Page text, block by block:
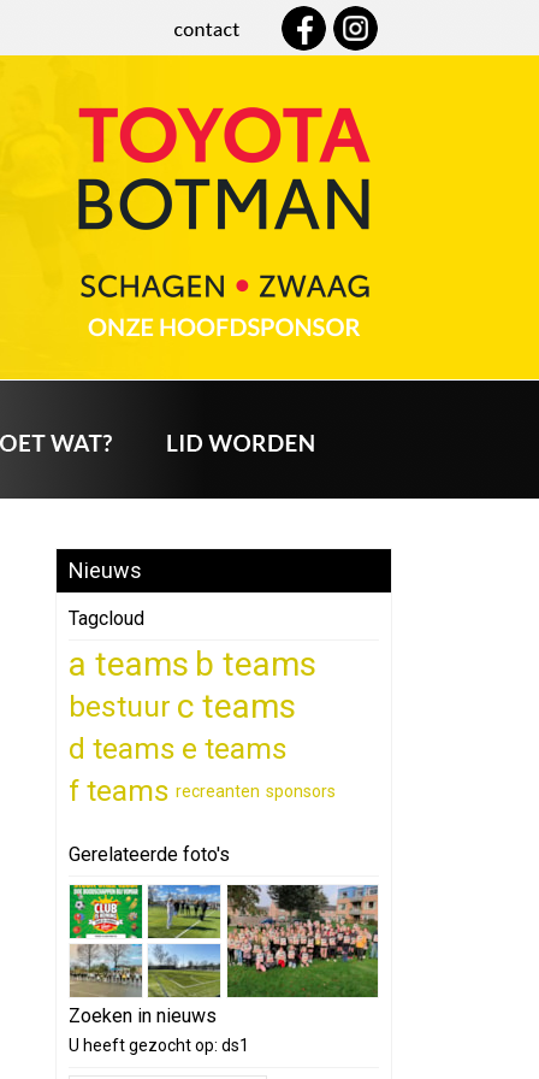
Nieuws
Tagcloud
a teams b teams
bestuur c teams
d teams e teams
f teams recreanten sponsors
Gerelateerde foto's
Zoeken in nieuws
U heeft gezocht op: ds1